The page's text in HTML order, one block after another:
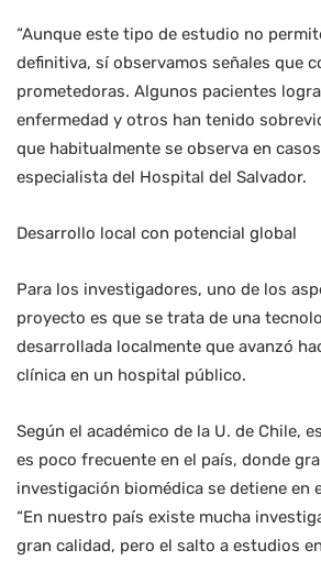
“Aunque este tipo de estudio no
definitiva, sí observamos señales que
prometedoras. Algunos pacientes
enfermedad y otros han tenido
que habitualmente se observa en
especialista del Hospital del Salvador.
Desarrollo local con potencial global
Para los investigadores, uno de los
proyecto es que se trata de una
desarrollada localmente que avanzó
clínica en un hospital público.
Según el académico de la U. de Chile,
es poco frecuente en el país, donde
investigación biomédica se detiene en
“En nuestro país existe mucha
gran calidad, pero el salto a estudios